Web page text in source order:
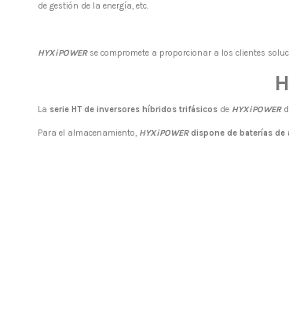
de gestión de la energía, etc.
HYXiPOWERse compromete a proporcionar a los clientes
La serie HT de inversores híbridos trifásicosde HYXiPOWER
Para el almacenamiento, HYXiPOWERdispone de baterías de